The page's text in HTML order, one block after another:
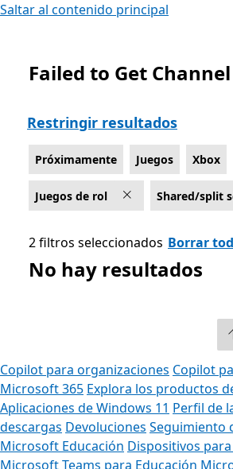
Saltar al contenido principal
Lista Microsoft.com
Failed to Get Channel
Restringir resultados
Próximamente Juegos Xbox
Juegos de rol Shared/split
2 filtros seleccionados Borrar
No hay resultados
Copilot para organizaciones Copilot
Microsoft 365 Explora los productos
Aplicaciones de Windows 11 Perfil de
descargas Devoluciones Seguimiento
Microsoft Educación Dispositivos
Microsoft Teams para Educación